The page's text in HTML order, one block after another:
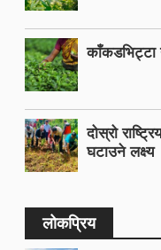
काँकडभिट्टा
दोस्रो
घटाउने लक्ष्य
लोकप्रिय